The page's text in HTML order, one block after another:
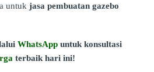
untuk jasa pembuatan gazebo
WhatsApp untuk konsultasi
terbaik hari ini!